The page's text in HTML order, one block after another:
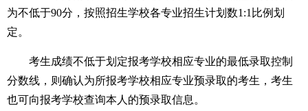
为不低于90分，按照招生学校各专业招生计划数1:1比例划
定。
考生成绩不低于划定报考学校相应专业的最低录取控制
分数线，则确认为所报考学校相应专业预录取的考生，考生
也可向报考学校查询本人的预录取信息。